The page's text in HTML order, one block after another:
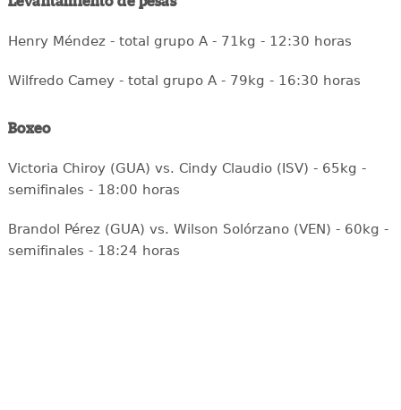
Henry Méndez - total grupo A - 71kg - 12:30 horas
Wilfredo Camey - total grupo A - 79kg - 16:30 horas
Boxeo
Victoria Chiroy (GUA) vs. Cindy Claudio (ISV) - 65kg -
semifinales - 18:00 horas
Brandol Pérez (GUA) vs. Wilson Solórzano (VEN) - 60kg -
semifinales - 18:24 horas